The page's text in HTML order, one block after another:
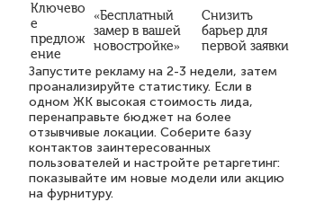
Ключево
е
предлож
ение
«Бесплатный
замер в вашей
новостройке»
Снизить
барьер для
первой заявки
Запустите рекламу на 2-3 недели, затем
проанализируйте статистику. Если в
одном ЖК высокая стоимость лида,
перенаправьте бюджет на более
отзывчивые локации. Соберите базу
контактов заинтересованных
пользователей и настройте ретаргетинг:
показывайте им новые модели или акцию
на фурнитуру.